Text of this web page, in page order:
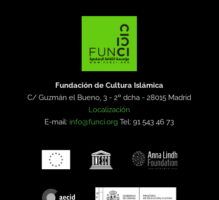
Fundación de Cultura Islámica
C/ Guzmán el Bueno, 3 - 2º dcha -28015 Madrid
Localización
E-mail: info@funci.org Tel: 91 543 46 73